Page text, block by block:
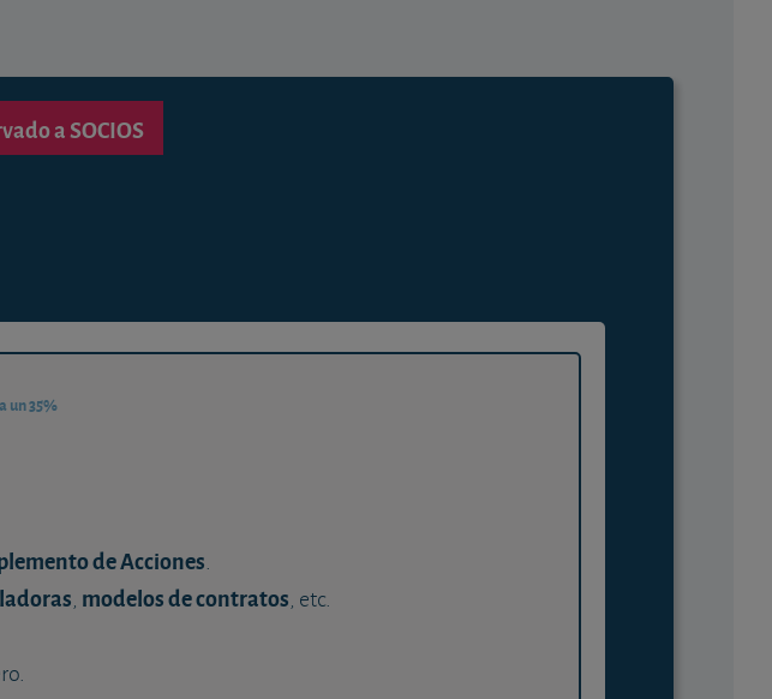
a SOCIOS
un 35%
de Acciones.
, modelos de contratos, etc.